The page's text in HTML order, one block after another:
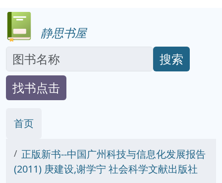
静思书屋
搜索
找书点击
首页
正版新书--中国广州科技与信息化发展报告
(2011) 庚建设,谢学宁 社会科学文献出版社